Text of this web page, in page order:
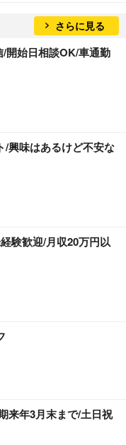
さらに見る
開始日相談OK/車通勤
/興味はあるけど不安な
験歓迎/月収20万円以
来年3月末まで/土日祝